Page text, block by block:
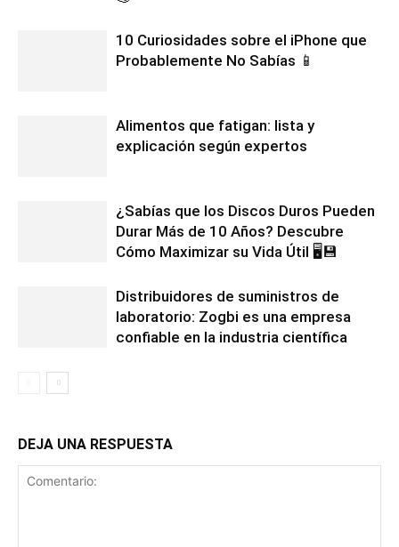
10 Curiosidades sobre el iPhone que
Probablemente No Sabías 📱
Alimentos que fatigan: lista y
explicación según expertos
¿Sabías que los Discos Duros Pueden
Durar Más de 10 Años? Descubre
Cómo Maximizar su Vida Útil 🖥️💾
Distribuidores de suministros de
laboratorio: Zogbi es una empresa
confiable en la industria científica
DEJA UNA RESPUESTA